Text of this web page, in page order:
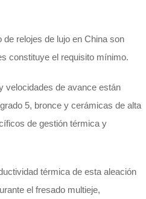
relojes de lujo en China son
constituye el requisito mínimo.
velocidades de avance están
5, bronce y cerámicas de alta
de gestión térmica y
térmica de esta aleación
el fresado multieje,